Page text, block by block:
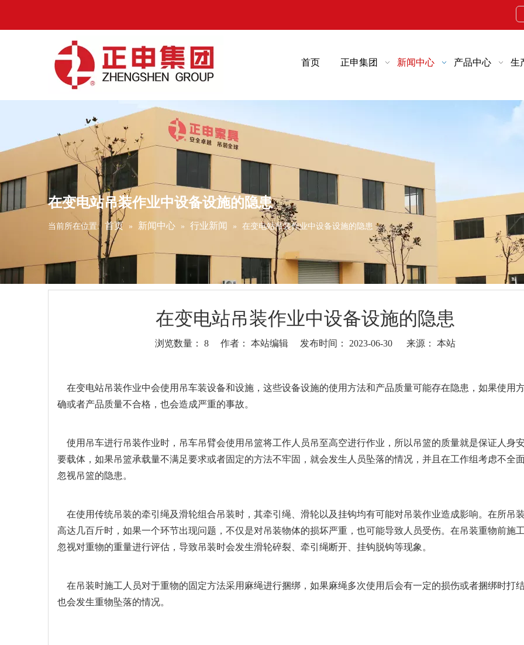
首页 正申集团 新闻中心 产品中心 生
在变电站吊装作业中设备设施的隐患
当前所在位置: 首页 » 新闻中心 » 行业新闻 » 在变电站吊装作业中设备设施的隐患
在变电站吊装作业中设备设施的隐患
浏览数量： 8 作者： 本站编辑 发布时间： 2023-06-30 来源： 本站
在变电站吊装作业中会使用吊车装设备和设施，这些设备设施的使用方法和产品质量可能存在隐患，如果使用
确或者产品质量不合格，也会造成严重的事故。
使用吊车进行吊装作业时，吊车吊臂会使用吊篮将工作人员吊至高空进行作业，所以吊篮的质量就是保证人身
要载体，如果吊篮承载量不满足要求或者固定的方法不牢固，就会发生人员坠落的情况，并且在工作组考虑不全
忽视吊篮的隐患。
在使用传统吊装的牵引绳及滑轮组合吊装时，其牵引绳、滑轮以及挂钩均有可能对吊装作业造成影响。在所吊
高达几百斤时，如果一个环节出现问题，不仅是对吊装物体的损坏严重，也可能导致人员受伤。在吊装重物前施
忽视对重物的重量进行评估，导致吊装时会发生滑轮碎裂、牵引绳断开、挂钩脱钩等现象。
在吊装时施工人员对于重物的固定方法采用麻绳进行捆绑，如果麻绳多次使用后会有一定的损伤或者捆绑时打
也会发生重物坠落的情况。